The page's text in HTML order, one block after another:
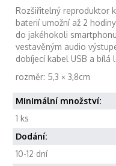
Rozšiřitelný reproduktor
baterií umožní až 2
do jakéhokoli
vestavěným audio
dobíjecí kabel USB a bílá
rozměr: 5,3 × 3,8cm
Minimální množství:
1 ks
Dodání:
10-12 dní